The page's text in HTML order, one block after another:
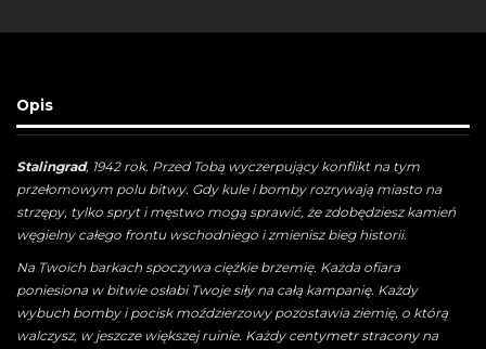
Opis
Stalingrad, 1942 rok. Przed Tobą wyczerpujący konflikt na tym
przełomowym polu bitwy. Gdy kule i bomby rozrywają miasto na
strzępy, tylko spryt i męstwo mogą sprawić, że zdobędziesz kamień
węgielny całego frontu wschodniego i zmienisz bieg historii.
Na Twoich barkach spoczywa ciężkie brzemię. Każda ofiara
poniesiona w bitwie osłabi Twoje siły na całą kampanię. Każdy
wybuch bomby i pocisk moździerzowy pozostawia ziemię, o którą
walczysz, w jeszcze większej ruinie. Każdy centymetr stracony na